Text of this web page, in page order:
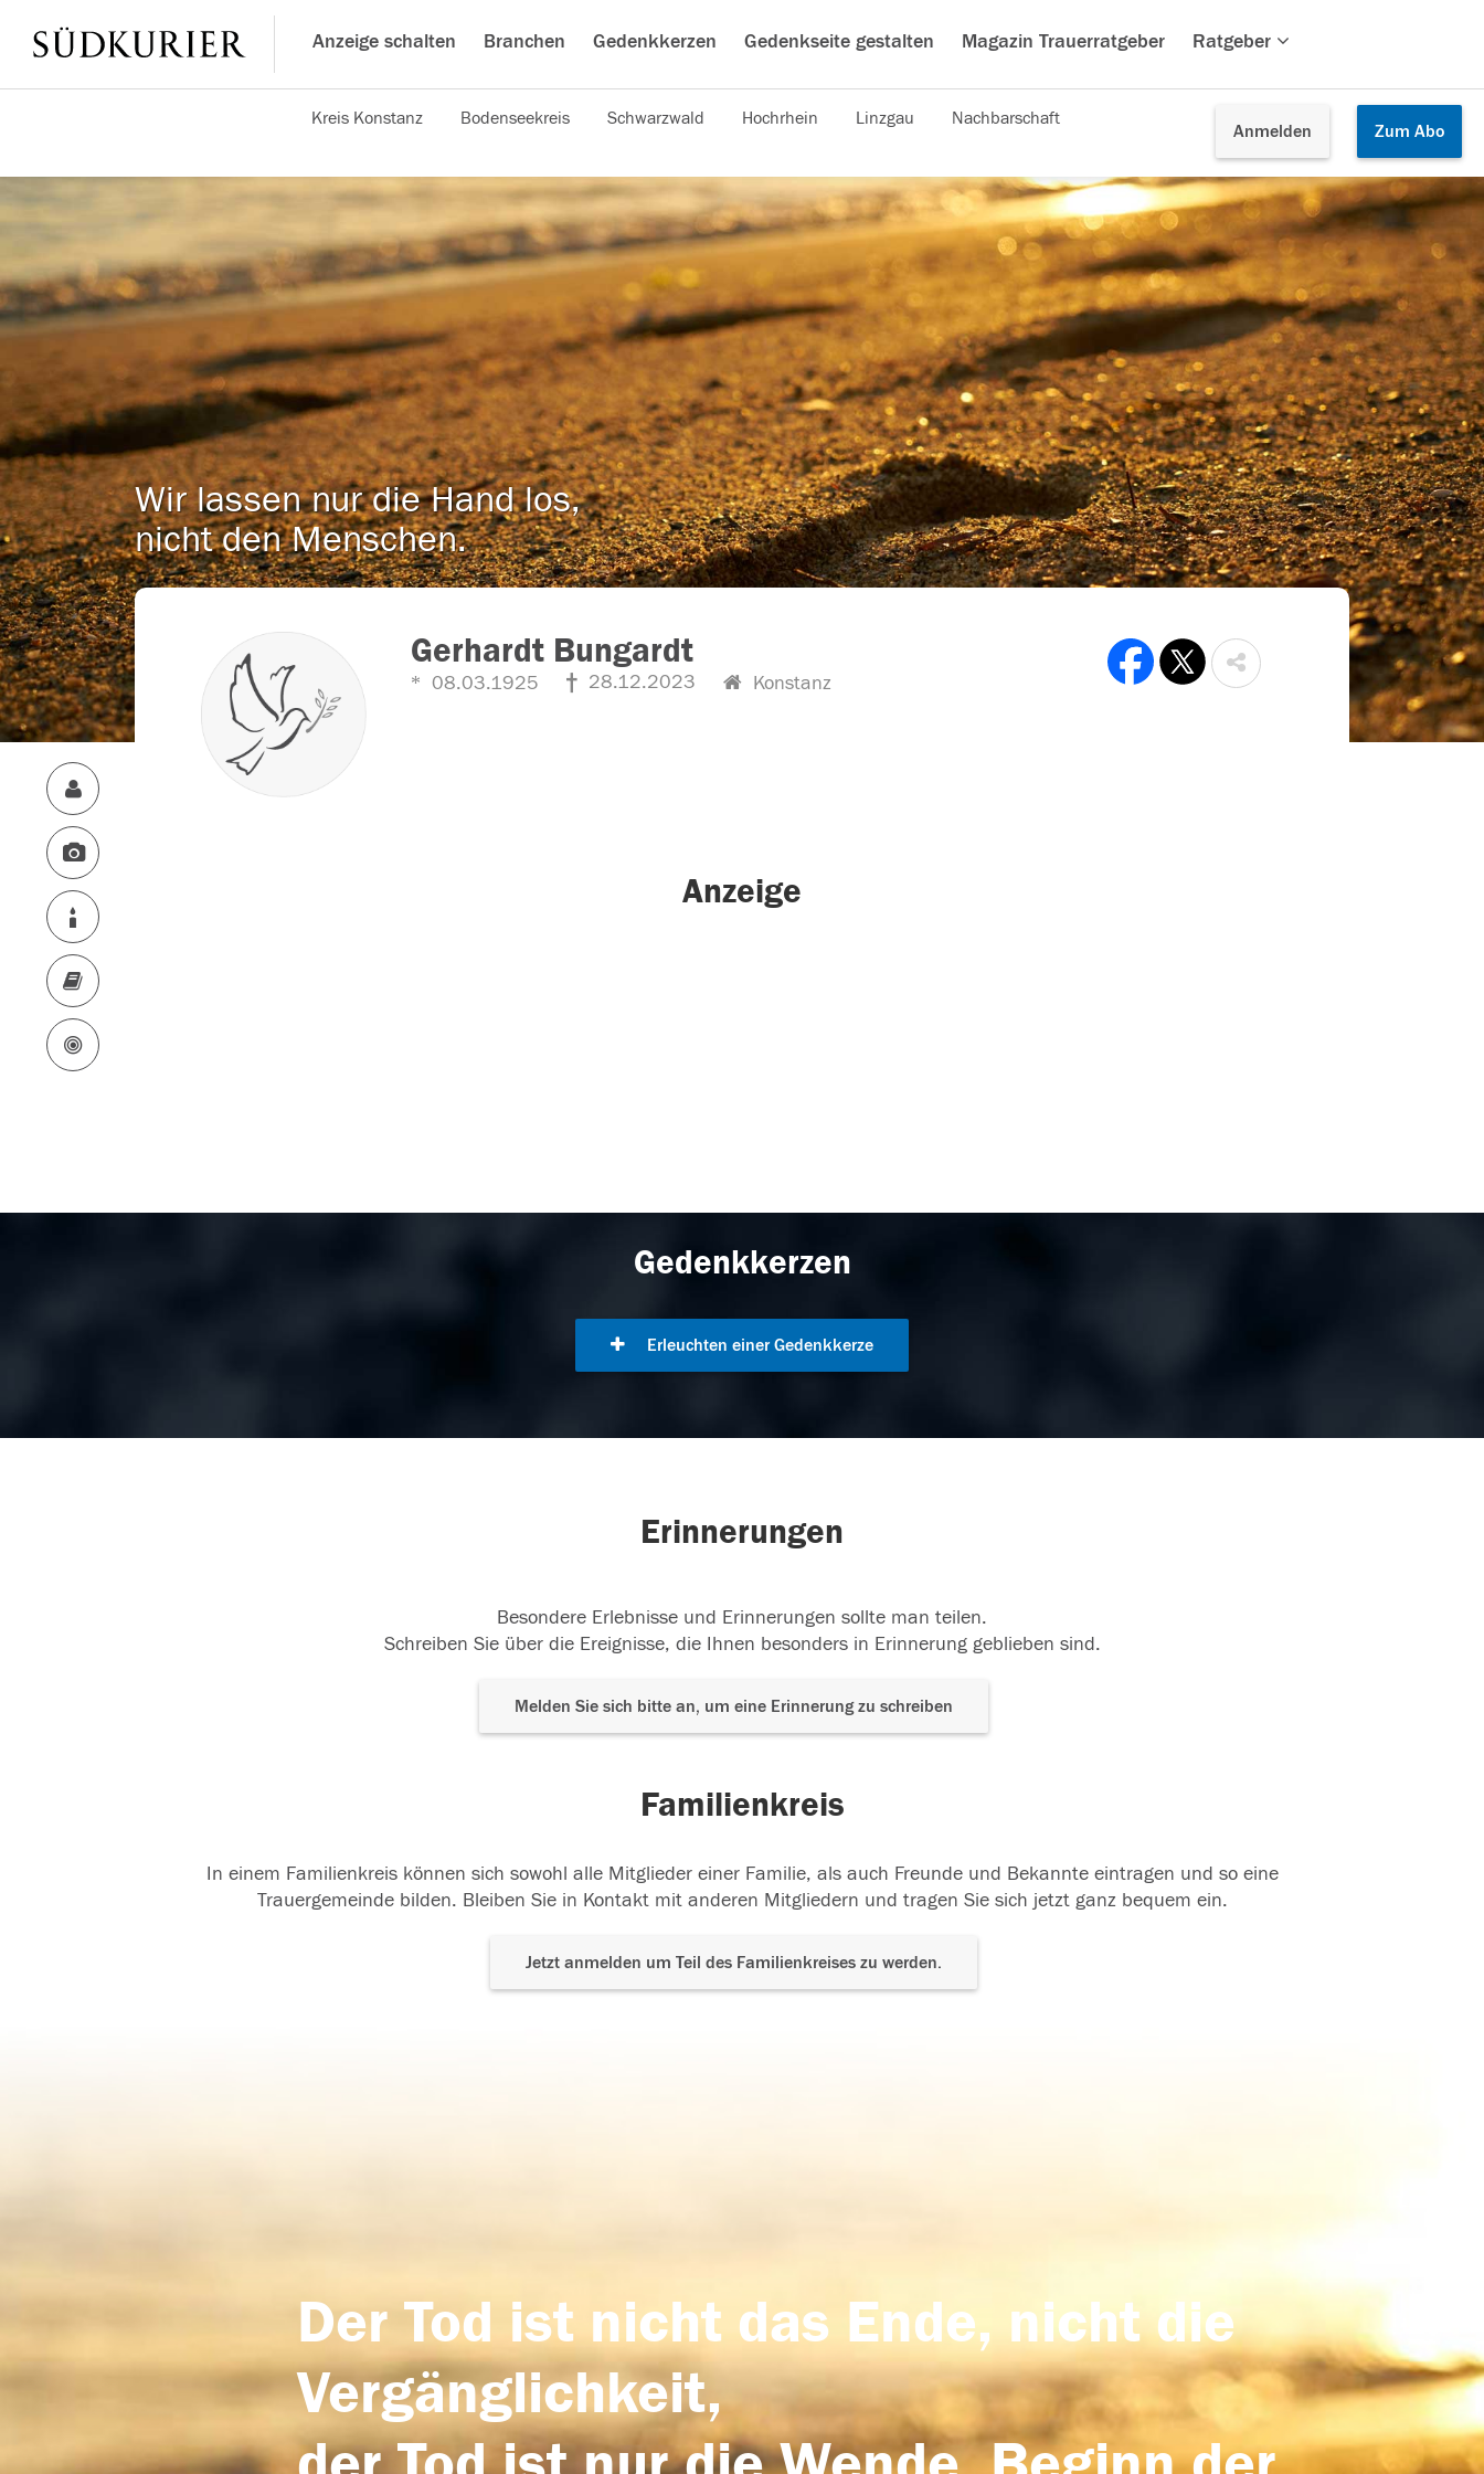
Anzeige schalten Branchen Gedenkkerzen Gedenkseite gestalten Magazin Trauerratgeber Ratgeber
Anmelden Zum Abo
Kreis Konstanz Bodenseekreis Schwarzwald Hochrhein Linzgau Nachbarschaft
Wir lassen nur die Hand los,
nicht den Menschen.
Gerhardt Bungardt
08.03.1925 28.12.2023 Konstanz
Anzeige
Gedenkkerzen
Erleuchten einer Gedenkkerze
Erinnerungen
Besondere Erlebnisse und Erinnerungen sollte man teilen.
Schreiben Sie über die Ereignisse, die Ihnen besonders in Erinnerung geblieben sind.
Melden Sie sich bitte an, um eine Erinnerung zu schreiben
Familienkreis
In einem Familienkreis können sich sowohl alle Mitglieder einer Familie, als auch Freunde und Bekannte eintragen und so eine
Trauergemeinde bilden. Bleiben Sie in Kontakt mit anderen Mitgliedern und tragen Sie sich jetzt ganz bequem ein.
Jetzt anmelden um Teil des Familienkreises zu werden.
Der Tod ist nicht das Ende, nicht die
Vergänglichkeit,